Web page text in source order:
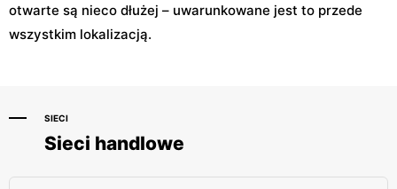
otwarte są nieco dłużej – uwarunkowane jest to przede
wszystkim lokalizacją.
SIECI
Sieci handlowe